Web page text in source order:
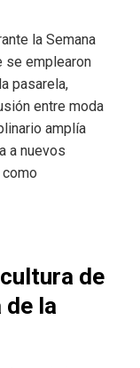
la Semana
se emplearon
pasarela,
entre moda
amplía
a nuevos
de
la